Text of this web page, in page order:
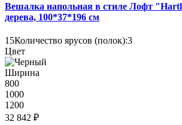
Вешалка напольная в стиле Лофт
дерева, 100*37*196 см
15Количество ярусов (полок):3
Цвет
Ширина
800
1000
1200
32 842 ₽